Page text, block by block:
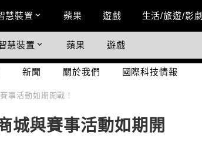
慧裝置 蘋果 遊戲 生活/旅遊/影劇
慧裝置 蘋果 遊戲
新聞 關於我們 國際科技情報
事活動如期開戰！
與賽事活動如期開